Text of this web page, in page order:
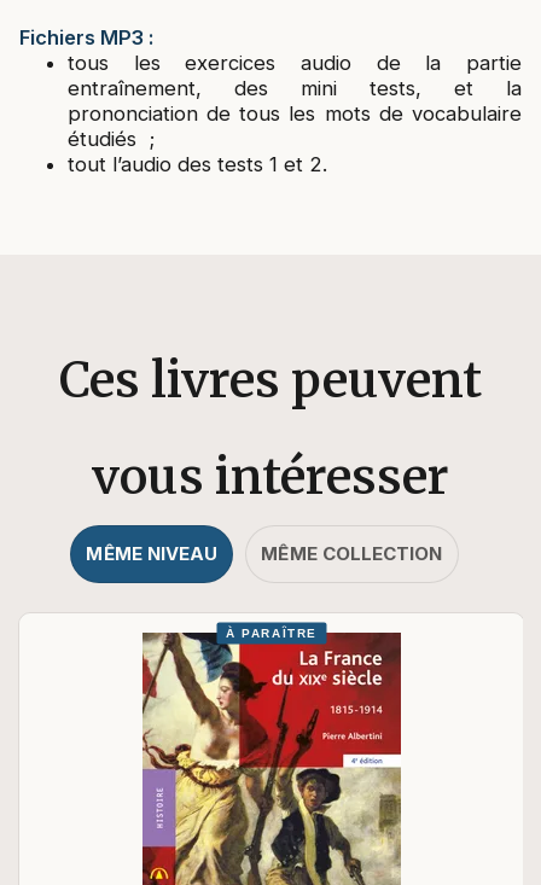
Fichiers MP3 :
tous les exercices audio de la partie
entraînement, des mini tests, et la
prononciation de tous les mots de vocabulaire
étudiés ;
tout l’audio des tests 1 et 2.
Ces livres peuvent
vous intéresser
MÊME NIVEAU MÊME COLLECTION
À PARAÎTRE